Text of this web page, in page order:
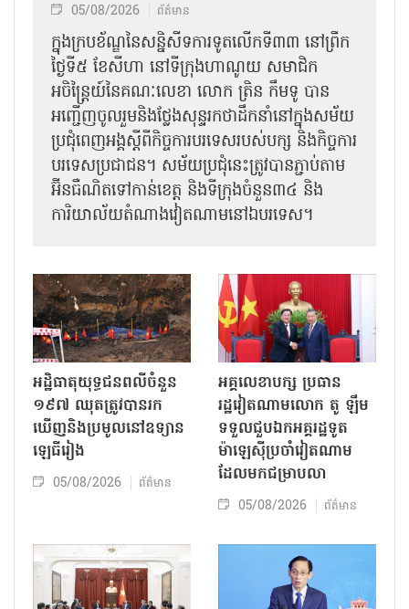
05/08/2026 ព័ត៌មាន
ក្នុងក្របខ័ណ្ឌនៃសន្និសីទការទូតលើកទី៣៣ នៅព្រឹក
ថ្ងៃទី៥ ខែសីហា នៅទីក្រុងហាណូយ សមាជិក
អចិន្ត្រៃយ៍នៃគណៈលេខា លោក ត្រិន កឹម​ទូ បាន
អញ្ជើញ​ចូលរួមនិងថ្លែងសុន្ទរកថាដឹកនាំនៅក្នុងសម័យ
ប្រជុំពេញអង្គស្តីពី​​កិច្ច​ការបរទេសរបស់​បក្ស និងកិច្ច​ការ
បរទេស​ប្រជាជន។ សម័យប្រជុំនេះត្រូវបានភ្ជាប់តាម
អ៊ីនធឺណិតទៅកាន់ខេត្ត និងទីក្រុងចំនួន៣៤ និង
ការិយាល័យតំណាងវៀតណាមនៅឯ​បរទេស។
អដ្ឋិធាតុយុទ្ធជនពលីចំនួន
១៩៧ ឈុតត្រូវបានរក
ឃើញនិងប្រមូលនៅឧទ្យាន
ឡេធីរៀង
05/08/2026 ព័ត៌មាន
អគ្គលេខាបក្ស ប្រធាន
រដ្ឋវៀតណាមលោក តូ ឡឹម
ទទួលជួបឯកអគ្គរដ្ឋទូត
ម៉ាឡេស៊ីប្រចាំវៀតណាម
ដែលមកជម្រាបលា
05/08/2026 ព័ត៌មាន